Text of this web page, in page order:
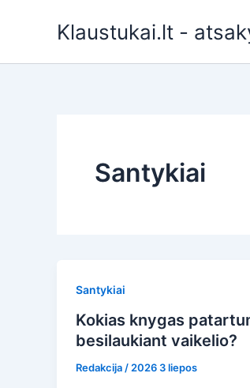
Klaustukai.lt -
Santykiai
Santykiai
Kokias knygas
besilaukiant vaikelio?
Redakcija / 2026 3 liepos